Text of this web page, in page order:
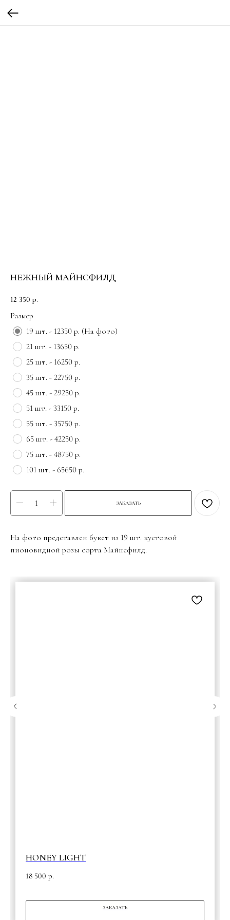
НЕЖНЫЙ МАЙНСФИЛД
12 350 р.
Размер
19 шт. - 12350 р. (На фото)
21 шт. - 13650 р.
25 шт. - 16250 р.
35 шт. - 22750 р.
45 шт. - 29250 р.
51 шт. - 33150 р.
55 шт. - 35750 р.
65 шт. - 42250 р.
75 шт. - 48750 р.
101 шт. - 65650 р.
ЗАКАЗАТЬ
На фото представлен букет из 19 шт. кустовой
пионовидной розы сорта Майнсфилд.
HONEY LIGHT
18 500 р.
ЗАКАЗАТЬ